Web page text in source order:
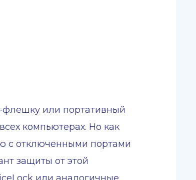
флешку или портативный
компьютерах. Но как
с отключенными портами
защиты от этой